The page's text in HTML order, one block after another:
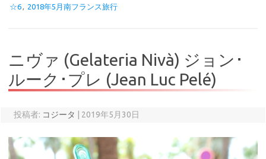
☆6
2018年5月南フランス旅行
ニヴァ (Gelateria Nivà) ジョン･
ルーク･プレ (Jean Luc Pelé)
投稿者: コジータ 2019年5月30日